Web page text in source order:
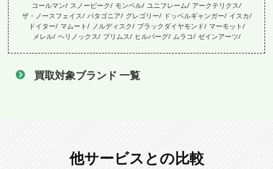
コールマン スノーピーク モンベル ユニフレーム
アークテリクス
ザ・ノースフェイス パタゴニア グレゴリー ドッペルギャンガー
イスカ
ドイター
マムート ノルディスク ブラックダイヤモンド
マーモット
メレル ヘリノックス プリムス ヒルバーグ ムラコ ゼインアーツ
買取対象ブランド 一覧
他サービスとの比較